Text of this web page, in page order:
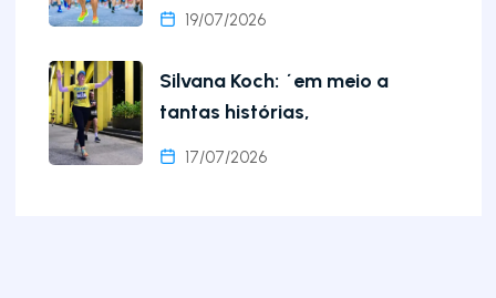
19/07/2026
Silvana Koch: ´em meio a
tantas histórias,
17/07/2026